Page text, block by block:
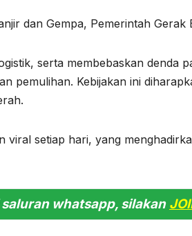
serta membebaskan denda
pemulihan. Kebijakan ini
viral setiap hari, yang
saluran whatsapp, silakan